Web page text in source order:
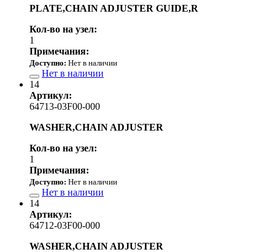
PLATE,CHAIN ADJUSTER GUIDE,R
Кол-во на узел:
1
Примечания:
Доступно: Нет в наличии
Нет в наличии
14
Артикул:
64713-03F00-000
WASHER,CHAIN ADJUSTER
Кол-во на узел:
1
Примечания:
Доступно: Нет в наличии
Нет в наличии
14
Артикул:
64712-03F00-000
WASHER,CHAIN ADJUSTER